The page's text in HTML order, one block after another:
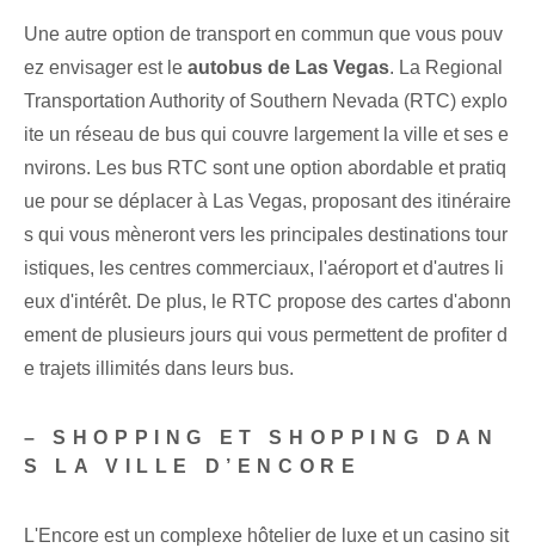
Une autre option de transport en commun que vous pouv
ez envisager est le autobus de Las Vegas. La Regional
Transportation Authority of Southern Nevada (RTC) explo
ite un réseau de bus qui couvre largement la ville et ses e
nvirons. Les bus RTC sont une option abordable et pratiq
ue pour se déplacer à Las Vegas, proposant des itinéraire
s qui vous mèneront vers les principales destinations tour
istiques, les centres commerciaux, l'aéroport et d'autres li
eux d'intérêt. De plus, le RTC propose des cartes d'abonn
ement de plusieurs jours qui vous permettent de profiter d
e trajets illimités dans leurs bus.
– SHOPPING ET SHOPPING DAN
S LA VILLE D’ENCORE
L'Encore est un complexe hôtelier de luxe et un casino sit